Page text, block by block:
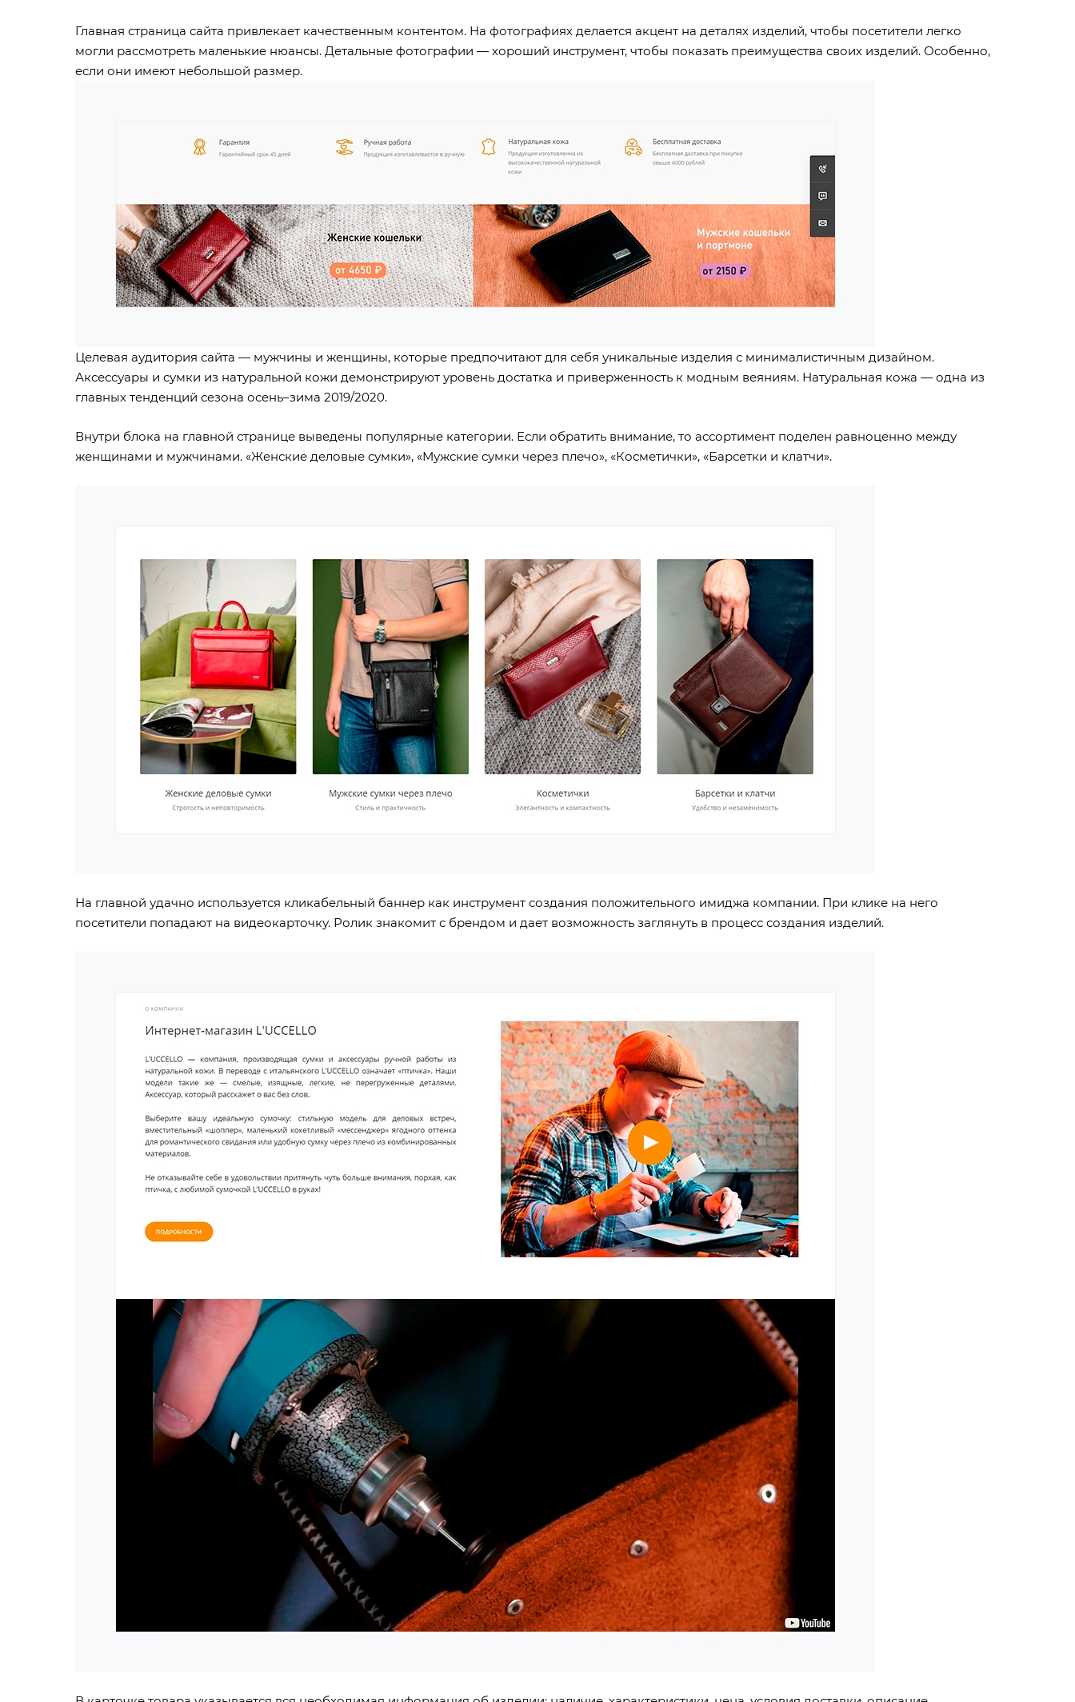
Главная страница сайта привлекает качественным контентом. На фотографиях делается акцент на деталях изделий, чтобы посетители легко
могли рассмотреть маленькие нюансы. Детальные фотографии — хороший инструмент, чтобы показать преимущества своих изделий. Особенно,
если они имеют небольшой размер.
Целевая аудитория сайта — мужчины и женщины, которые предпочитают для себя уникальные изделия с минималистичным дизайном.
Аксессуары и сумки из натуральной кожи демонстрируют уровень достатка и приверженность к модным веяниям. Натуральная кожа — одна из
главных тенденций сезона осень–зима 2019/2020.
Внутри блока на главной странице выведены популярные категории. Если обратить внимание, то ассортимент поделен равноценно между
женщинами и мужчинами. «Женские деловые сумки», «Мужские сумки через плечо», «Косметички», «Барсетки и клатчи».
На главной удачно используется кликабельный баннер как инструмент создания положительного имиджа компании. При клике на него
посетители попадают на видеокарточку. Ролик знакомит с брендом и дает возможность заглянуть в процесс создания изделий.